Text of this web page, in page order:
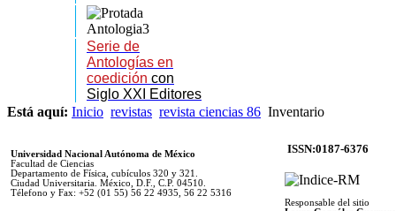
Serie de
Antologías en
coedición con
Siglo XXI Editores
Está aquí: Inicio revistas revista ciencias 86 Inventario
Universidad Nacional Autónoma de México
Facultad de Ciencias
Departamento de Física, cubículos 320 y 321.
Ciudad Universitaria. México, D.F., C.P. 04510.
Télefono y Fax: +52 (01 55) 56 22 4935, 56 22 5316
ISSN:0187-6376
Responsable del sitio